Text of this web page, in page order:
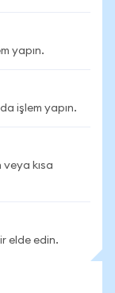
yapın.
işlem yapın.
kısa
elde edin.